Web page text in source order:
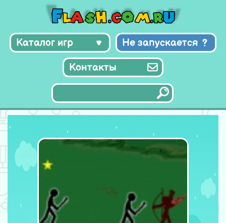
Каталог игр Не запускается
Контакты